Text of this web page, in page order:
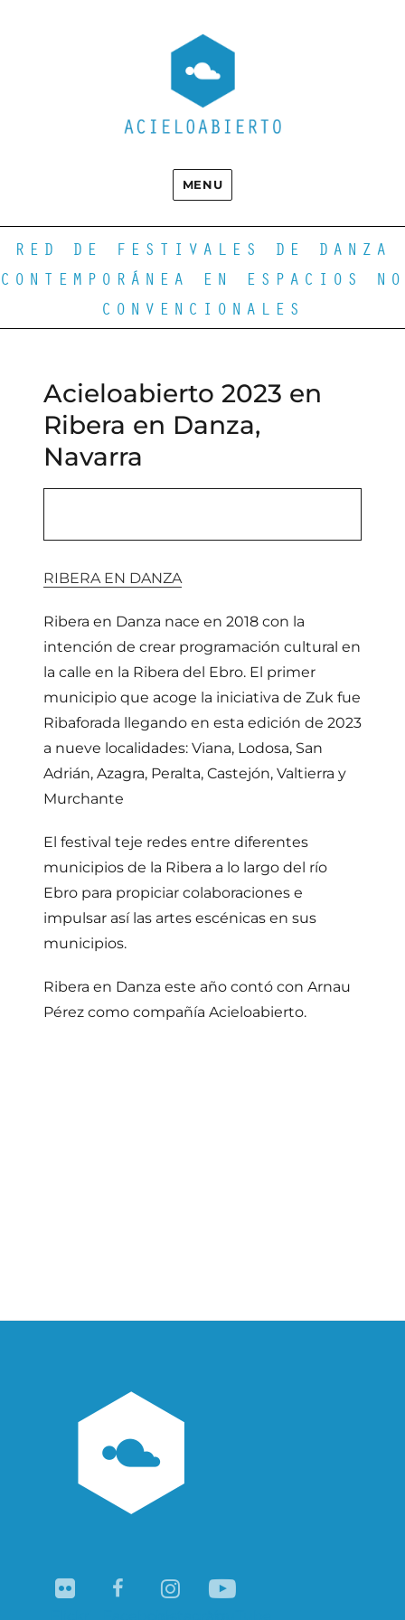
MENU
RED DE FESTIVALES DE DANZA
CONTEMPORÁNEA EN ESPACIOS NO
CONVENCIONALES
Acieloabierto 2023 en
Ribera en Danza,
Navarra
RIBERA EN DANZA
Ribera en Danza nace en 2018 con la
intención de crear programación cultural en
la calle en la Ribera del Ebro. El primer
municipio que acoge la iniciativa de Zuk fue
Ribaforada llegando en esta edición de 2023
a nueve localidades: Viana, Lodosa, San
Adrián, Azagra, Peralta, Castejón, Valtierra y
Murchante
El festival teje redes entre diferentes
municipios de la Ribera a lo largo del río
Ebro para propiciar colaboraciones e
impulsar así las artes escénicas en sus
municipios.
Ribera en Danza este año contó con Arnau
Pérez como compañía Acieloabierto.
entradas